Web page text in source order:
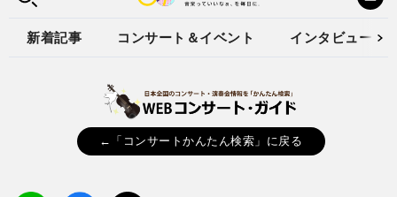
新着記事 コンサート＆イベント インタビュー
←「コンサートかんたん検索」に戻る